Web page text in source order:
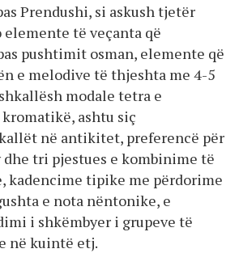
Prendushi, si askush tjetër
të veçanta që
pushtimit osman, elemente që
e melodive të thjeshta me 4-5
modale tetra e
ashtu siç
në antikitet, preferencë për
tri pjestues e kombinime të
kadencime tipike me përdorime
e nota nëntonike, e
i shkëmbyer i grupeve të
në kuintë etj.